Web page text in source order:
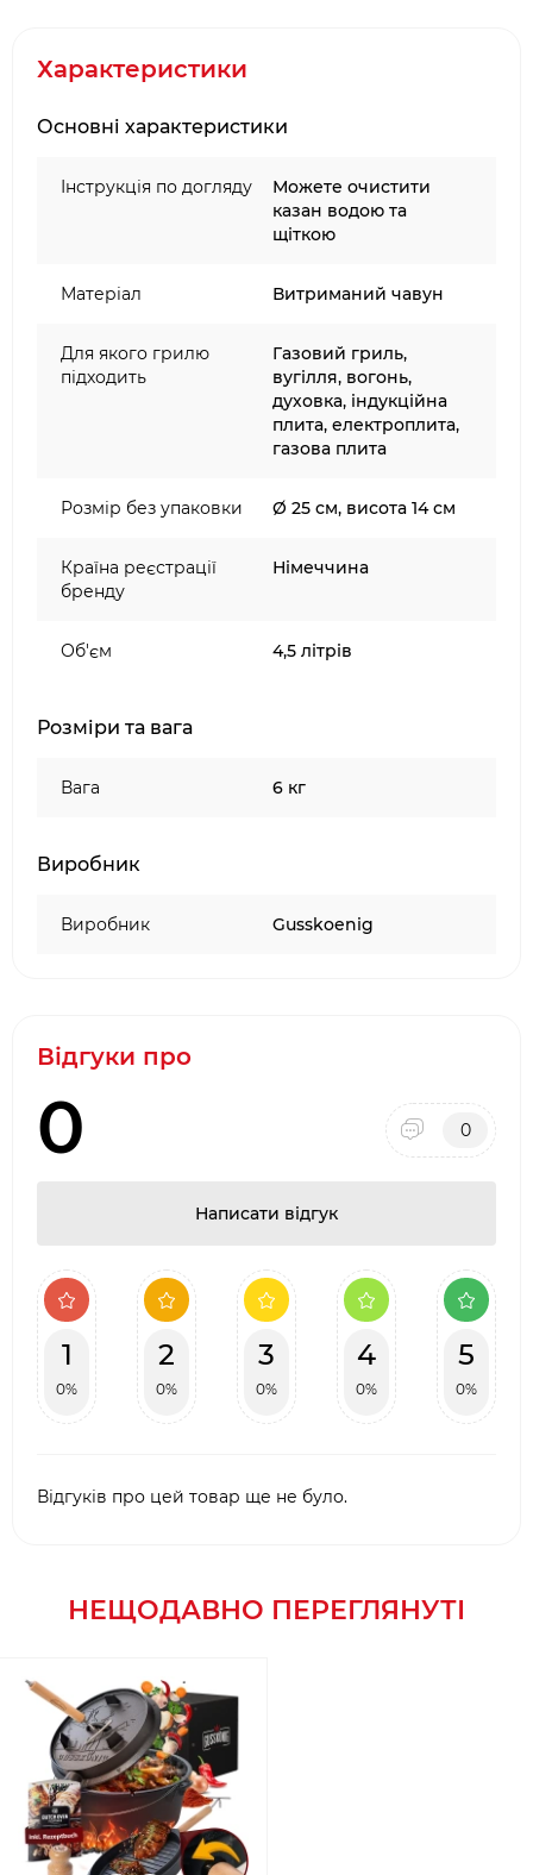
яких плитах, включно з індукційними, а також у
Відкрийте нові можливості для приготування з
надійною, стильною та довговічною
голландською піччю Gusskönig!
Характеристики
Основні характеристики
Інструкція по догляду
Можете очистити
казан водою та
щіткою
Матеріал Витриманий чавун
Для якого грилю
підходить
Газовий гриль,
вугілля, вогонь,
духовка, індукційна
плита, електроплита,
газова плита
Розмір без упаковки Ø 25 см, висота 14 см
Країна реєстрації
бренду
Німеччина
Об'єм 4,5 літрів
Розміри та вага
Вага 6 кг
Виробник
Виробник Gusskoenig
Відгуки про
0 0
Написати відгук
1
0%
2
0%
3
0%
4
0%
5
0%
Відгуків про цей товар ще не було.
НЕЩОДАВНО ПЕРЕГЛЯНУТІ